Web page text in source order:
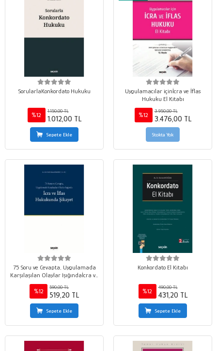
SorularlaKonkordato Hukuku
%12
1.150,00 TL
1.012,00 TL
Sepete Ekle
Uygulamacılar içinİcra ve İflas
Hukuku El Kitabı
%12
3.950,00 TL
3.476,00 TL
Stokta Yok
75 Soru ve Cevapta, Uygulamada
Karşılaşılan Olaylar Işığındaİcra ve
İflas Hukukunda Şikayet
%12
590,00 TL
519,20 TL
Sepete Ekle
Konkordato El Kitabı
%12
490,00 TL
431,20 TL
Sepete Ekle